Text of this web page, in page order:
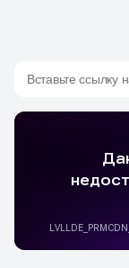
Вставьте ссылку